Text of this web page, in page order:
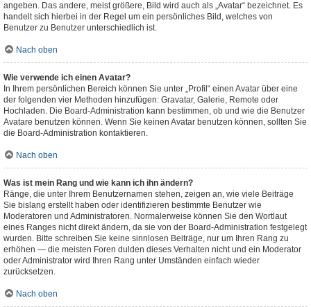
angeben. Das andere, meist größere, Bild wird auch als „Avatar“ bezeichnet. Es
handelt sich hierbei in der Regel um ein persönliches Bild, welches von
Benutzer zu Benutzer unterschiedlich ist.
Nach oben
Wie verwende ich einen Avatar?
In Ihrem persönlichen Bereich können Sie unter „Profil“ einen Avatar über eine
der folgenden vier Methoden hinzufügen: Gravatar, Galerie, Remote oder
Hochladen. Die Board-Administration kann bestimmen, ob und wie die Benutzer
Avatare benutzen können. Wenn Sie keinen Avatar benutzen können, sollten Sie
die Board-Administration kontaktieren.
Nach oben
Was ist mein Rang und wie kann ich ihn ändern?
Ränge, die unter Ihrem Benutzernamen stehen, zeigen an, wie viele Beiträge
Sie bislang erstellt haben oder identifizieren bestimmte Benutzer wie
Moderatoren und Administratoren. Normalerweise können Sie den Wortlaut
eines Ranges nicht direkt ändern, da sie von der Board-Administration festgelegt
wurden. Bitte schreiben Sie keine sinnlosen Beiträge, nur um Ihren Rang zu
erhöhen — die meisten Foren dulden dieses Verhalten nicht und ein Moderator
oder Administrator wird Ihren Rang unter Umständen einfach wieder
zurücksetzen.
Nach oben